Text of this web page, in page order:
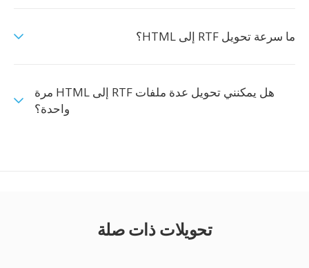
ما سرعة تحويل RTF إلى HTML؟
هل يمكنني تحويل عدة ملفات RTF إلى HTML مرة
واحدة؟
تحويلات ذات صلة